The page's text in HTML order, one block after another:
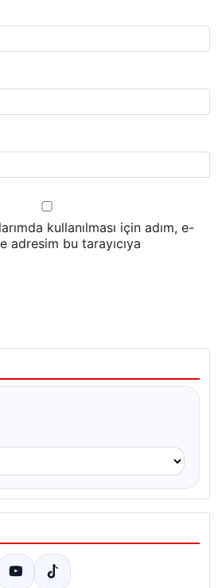
kullanılması için adım, e-
adresim bu tarayıcıya